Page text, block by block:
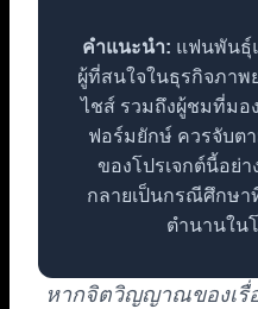
คำแนะนำ: แฟนพันธุ์
ผู้ที่สนใจในธุรกิจภาพ
ไชส์ รวมถึงผู้ชมที่ม
ฟอร์มยักษ์ ควรจับต
ของโปรเจกต์นี้อย่
กลายเป็นกรณีศึกษา
ตำนานใน
หากจิตวิญญาณของเรื่